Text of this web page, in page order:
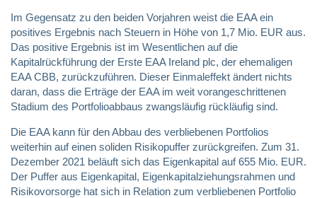
Im Gegensatz zu den beiden Vorjahren weist die EAA ein
positives Ergebnis nach Steuern in Höhe von 1,7 Mio. EUR aus.
Das positive Ergebnis ist im Wesentlichen auf die
Kapitalrückführung der Erste EAA Ireland plc, der ehemaligen
EAA CBB, zurückzuführen. Dieser Einmaleffekt ändert nichts
daran, dass die Erträge der EAA im weit vorangeschrittenen
Stadium des Portfolioabbaus zwangsläufig rückläufig sind.
Die EAA kann für den Abbau des verbliebenen Portfolios
weiterhin auf einen soliden Risikopuffer zurückgreifen. Zum 31.
Dezember 2021 beläuft sich das Eigenkapital auf 655 Mio. EUR.
Der Puffer aus Eigenkapital, Eigenkapitalziehungsrahmen und
Risikovorsorge hat sich in Relation zum verbliebenen Portfolio